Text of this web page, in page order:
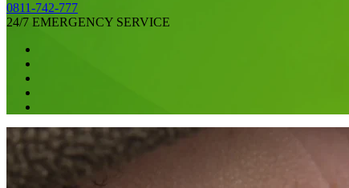
0811-742-777
24/7 EMERGENCY SERVICE